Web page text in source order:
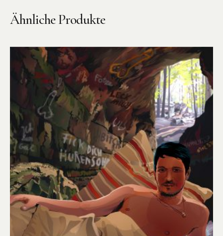
Ähnliche Produkte